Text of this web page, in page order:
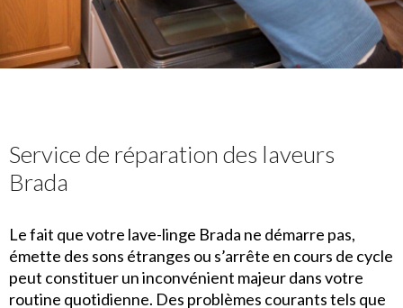
Service de réparation des laveurs
Brada
Le fait que votre lave-linge Brada ne démarre pas,
émette des sons étranges ou s’arrête en cours de cycle
peut constituer un inconvénient majeur dans votre
routine quotidienne. Des problèmes courants tels que